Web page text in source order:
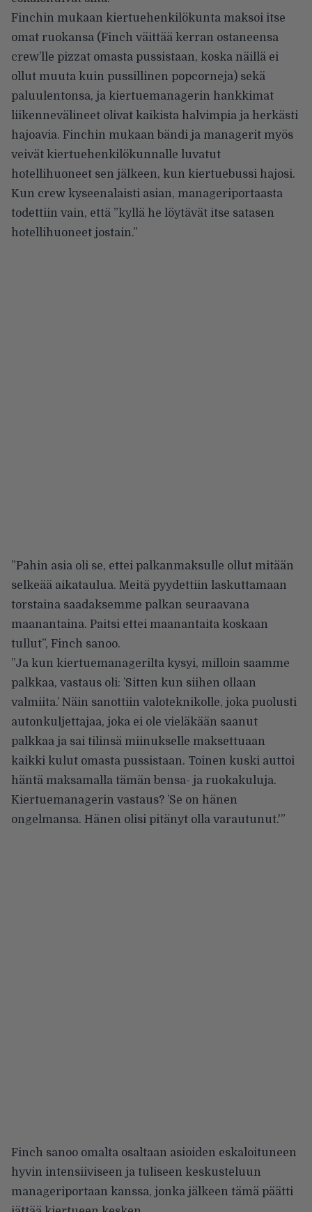
Finchin mukaan kiertuehenkilökunta maksoi itse
omat ruokansa (Finch väittää kerran ostaneensa
crew’lle pizzat omasta pussistaan, koska näillä ei
ollut muuta kuin pussillinen popcorneja) sekä
paluulentonsa, ja kiertuemanagerin hankkimat
liikennevälineet olivat kaikista halvimpia ja herkästi
hajoavia. Finchin mukaan bändi ja managerit myös
veivät kiertuehenkilökunnalle luvatut
hotellihuoneet sen jälkeen, kun kiertuebussi hajosi.
Kun crew kyseenalaisti asian, manageriportaasta
todettiin vain, että ”kyllä he löytävät itse satasen
hotellihuoneet jostain.”
”Pahin asia oli se, ettei palkanmaksulle ollut mitään
selkeää aikataulua. Meitä pyydettiin laskuttamaan
torstaina saadaksemme palkan seuraavana
maanantaina. Paitsi ettei maanantaita koskaan
tullut”, Finch sanoo.
”Ja kun kiertuemanagerilta kysyi, milloin saamme
palkkaa, vastaus oli: ’Sitten kun siihen ollaan
valmiita.’ Näin sanottiin valoteknikolle, joka puolusti
autonkuljettajaa, joka ei ole vieläkään saanut
palkkaa ja sai tilinsä miinukselle maksettuaan
kaikki kulut omasta pussistaan. Toinen kuski auttoi
häntä maksamalla tämän bensa- ja ruokakuluja.
Kiertuemanagerin vastaus? ’Se on hänen
ongelmansa. Hänen olisi pitänyt olla varautunut.'”
Finch sanoo omalta osaltaan asioiden eskaloituneen
hyvin intensiiviseen ja tuliseen keskusteluun
manageriportaan kanssa, jonka jälkeen tämä päätti